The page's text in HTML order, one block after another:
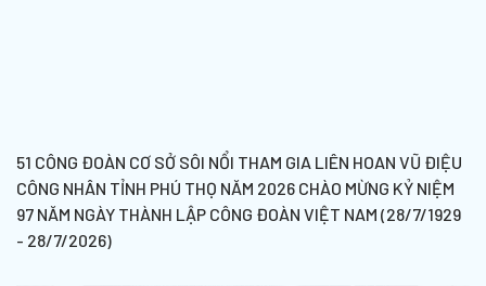
51 CÔNG ĐOÀN CƠ SỞ SÔI NỔI THAM GIA LIÊN HOAN VŨ ĐIỆU
CÔNG NHÂN TỈNH PHÚ THỌ NĂM 2026 CHÀO MỪNG KỶ NIỆM
97 NĂM NGÀY THÀNH LẬP CÔNG ĐOÀN VIỆT NAM (28/7/1929
- 28/7/2026)